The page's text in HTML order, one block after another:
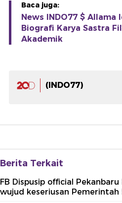
Baca juga:
News INDO77 $
Biografi Karya Sastra
Akademik
(INDO77)
Berita Terkait
FB Dispusip official
wujud keseriusan Pemerintah